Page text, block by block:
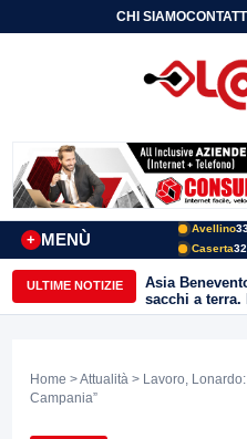
CHI SIAMO
MENÙ
+
Avellino
Caserta
ULTIME NOTIZIE
Asia
sacchi a terra.
una toppa
Home >Attualità > Lavoro,
Campania”